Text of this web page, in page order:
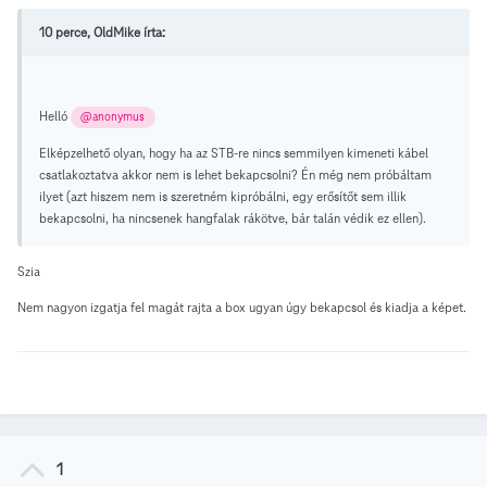
10 perce, OldMike írta:
Helló @anonymus
Elképzelhető olyan, hogy ha az STB-re nincs semmilyen kimeneti kábel
csatlakoztatva akkor nem is lehet bekapcsolni? Én még nem próbáltam
ilyet (azt hiszem nem is szeretném kipróbálni, egy erősítőt sem illik
bekapcsolni, ha nincsenek hangfalak rákötve, bár talán védik ez ellen).
Szia
Nem nagyon izgatja fel magát rajta a box ugyan úgy bekapcsol és kiadja a képet.
1